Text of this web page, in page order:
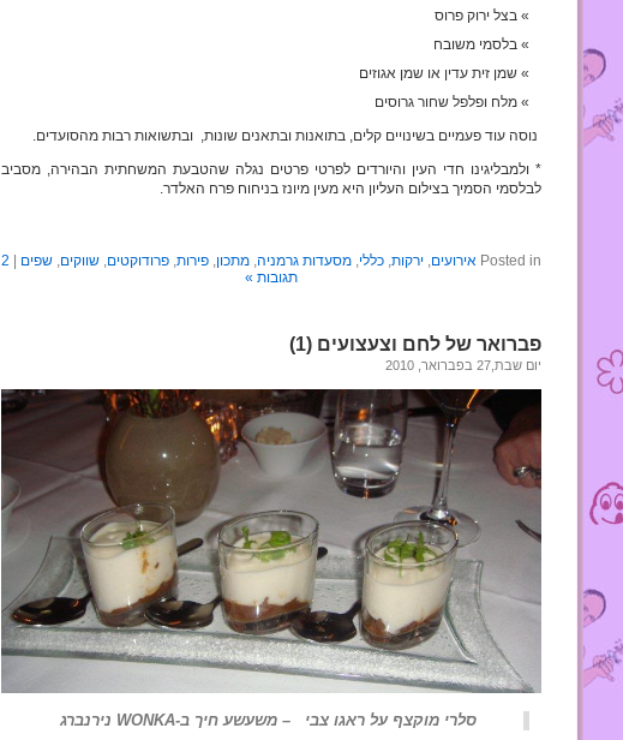
בצל ירוק פרוס
בלסמי משובח
שמן זית עדין או שמן אגוזים
מלח ופלפל שחור גרוסים
נוסה עוד פעמיים בשינויים קלים, בתואנות ובתאנים שונות, ובתשואות רבות מהסועדים.
* ולמבליגינו חדי העין והיורדים לפרטי פרטים נגלה שהטבעת המשחתית הבהירה, מסביב
לבלסמי הסמיך בצילום העליון היא מעין מיונז בניחוח פרח האלדר.
Posted in אירועים, ירקות, כללי, מסעדות גרמניה, מתכון, פירות, פרודוקטים, שווקים, שפים
2
תגובות »
פברואר של לחם וצעצועים (1)
יום שבת,27 בפברואר, 2010
סלרי מוקצף על ראגו צבי – משעשע חיך ב-WONKA נירנברג